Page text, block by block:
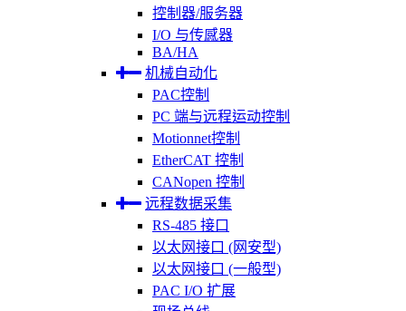
控制器/服务器
I/O 与传感器
BA/HA
机械自动化
PAC控制
PC 端与远程运动控制
Motionnet控制
EtherCAT 控制
CANopen 控制
远程数据采集
RS-485 接口
以太网接口 (网安型)
以太网接口 (一般型)
PAC I/O 扩展